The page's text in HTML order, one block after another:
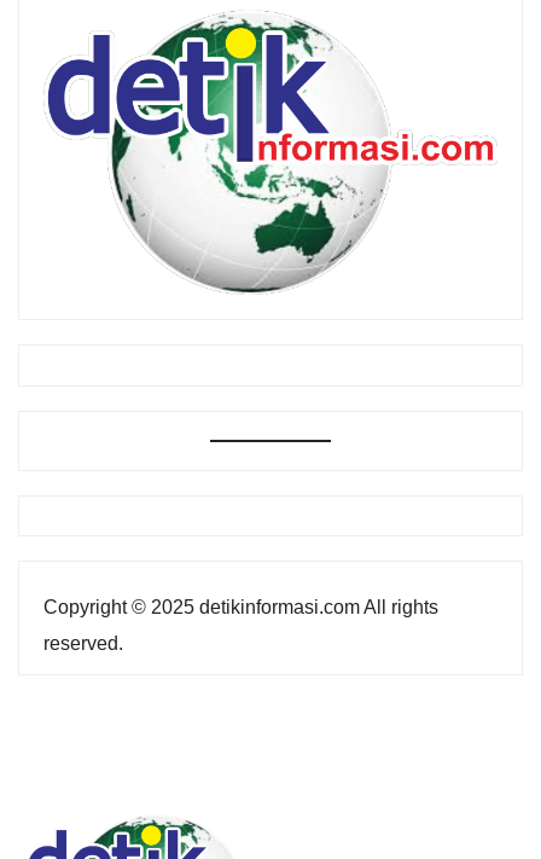
Copyright © 2025 detikinformasi.com All rights
reserved.